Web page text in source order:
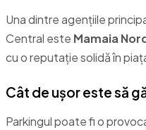
Una dintre agențiile
Central este Mamaia
cu o reputație solidă în
Cât de ușor este să
Parkingul poate fi o